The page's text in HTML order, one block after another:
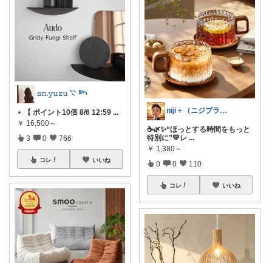
𝚜𝚗.𝚢𝚞𝚣𝚞 𓇢 𓆸
⋆ 【 ポイント10倍 8/6 12:59 ...
￥ 16,500～
3 0 766
コレ いいね
niji＋（ニジプラス）感謝しています
☕🌿✨“ほっとする時間をもっと
特別に”💛レ ...
￥ 1,380～
0 0 110
コレ いいね